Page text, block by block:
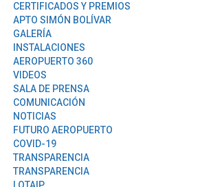
CERTIFICADOS Y PREMIOS
APTO SIMÓN BOLÍVAR
GALERÍA
INSTALACIONES
AEROPUERTO 360
VIDEOS
SALA DE PRENSA
COMUNICACIÓN
NOTICIAS
FUTURO AEROPUERTO
COVID-19
TRANSPARENCIA
TRANSPARENCIA